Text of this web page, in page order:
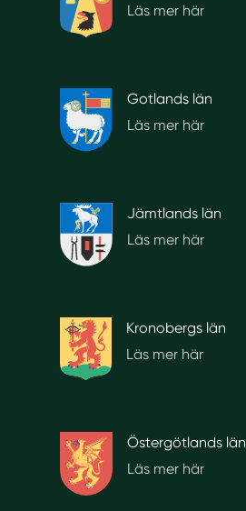
Läs mer här
Gotlands län
Läs mer här
Jämtlands län
Läs mer här
Kronobergs län
Läs mer här
Östergötlands län
Läs mer här